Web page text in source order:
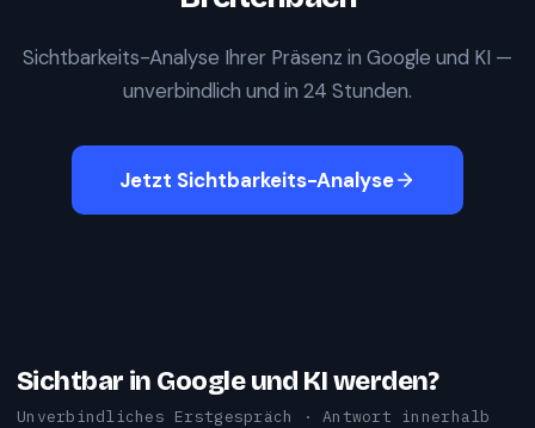
Sichtbarkeits-Analyse Ihrer Präsenz in Google und KI —
unverbindlich und in 24 Stunden.
Jetzt Sichtbarkeits-Analyse
Sichtbar in Google und KI werden?
Unverbindliches Erstgespräch · Antwort innerhalb